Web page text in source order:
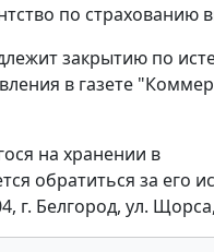
по страхованию
закрытию по
в газете
на хранении в
обратиться за его
г. Белгород, ул.